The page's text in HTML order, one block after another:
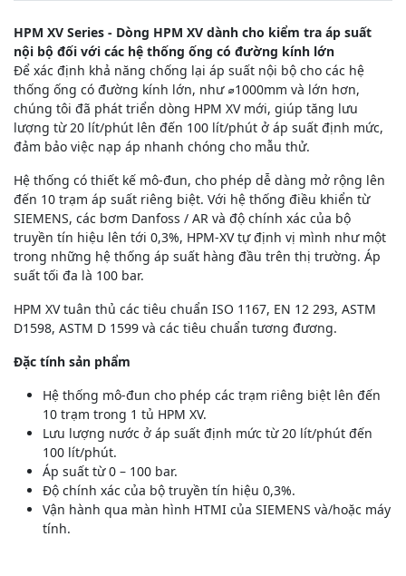
HPM XV Series - Dòng HPM XV dành cho kiểm tra áp suất
nội bộ đối với các hệ thống ống có đường kính lớn
Để xác định khả năng chống lại áp suất nội bộ cho các hệ
thống ống có đường kính lớn, như ⌀1000mm và lớn hơn,
chúng tôi đã phát triển dòng HPM XV mới, giúp tăng lưu
lượng từ 20 lít/phút lên đến 100 lít/phút ở áp suất định mức,
đảm bảo việc nạp áp nhanh chóng cho mẫu thử.
Hệ thống có thiết kế mô-đun, cho phép dễ dàng mở rộng lên
đến 10 trạm áp suất riêng biệt. Với hệ thống điều khiển từ
SIEMENS, các bơm Danfoss / AR và độ chính xác của bộ
truyền tín hiệu lên tới 0,3%, HPM-XV tự định vị mình như một
trong những hệ thống áp suất hàng đầu trên thị trường. Áp
suất tối đa là 100 bar.
HPM XV tuân thủ các tiêu chuẩn ISO 1167, EN 12 293, ASTM
D1598, ASTM D 1599 và các tiêu chuẩn tương đương.
Đặc tính sản phẩm
Hệ thống mô-đun cho phép các trạm riêng biệt lên đến
10 trạm trong 1 tủ HPM XV.
Lưu lượng nước ở áp suất định mức từ 20 lít/phút đến
100 lít/phút.
Áp suất từ 0 – 100 bar.
Độ chính xác của bộ truyền tín hiệu 0,3%.
Vận hành qua màn hình HTMI của SIEMENS và/hoặc máy
tính.